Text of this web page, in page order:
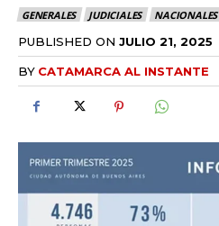
GENERALES JUDICIALES NACIONALES
PUBLISHED ON JULIO 21, 2025
BY CATAMARCA AL INSTANTE